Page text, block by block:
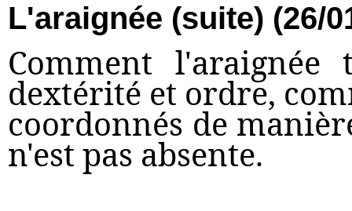
L'araignée (suite) (26/
Comment
dextérité et ordre,
coordonnés de
n'est pas absente.